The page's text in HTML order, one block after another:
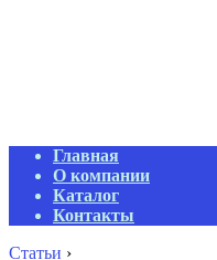
Primary
Navigation
Menu
Главная
О компании
Каталог
Контакты
Статьи ›